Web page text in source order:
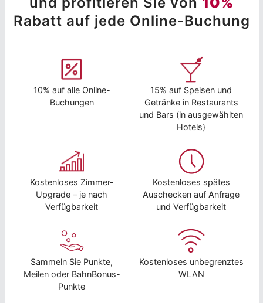
Rabatt auf jede Online-Buchung
10% auf alle Online-
Buchungen
15% auf Speisen und
Getränke in Restaurants
und Bars (in ausgewählten
Hotels)
Kostenloses Zimmer-
Upgrade – je nach
Verfügbarkeit
Kostenloses spätes
Auschecken auf Anfrage
und Verfügbarkeit
Sammeln Sie Punkte,
Meilen oder BahnBonus-
Punkte
Kostenloses unbegrenztes
WLAN